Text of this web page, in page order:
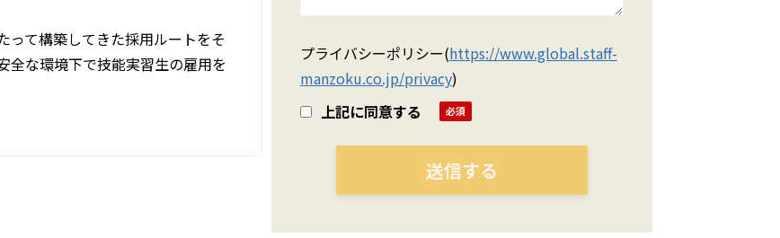
って構築してきた採用ルートをそ
全な環境下で技能実習生の雇用を
プライバシーポリシー(https://www.global.staff-
manzoku.co.jp/privacy)
上記に同意する